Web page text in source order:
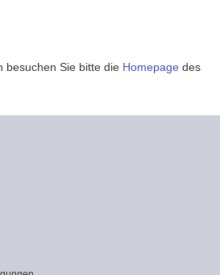
besuchen Sie bitte die Homepage des